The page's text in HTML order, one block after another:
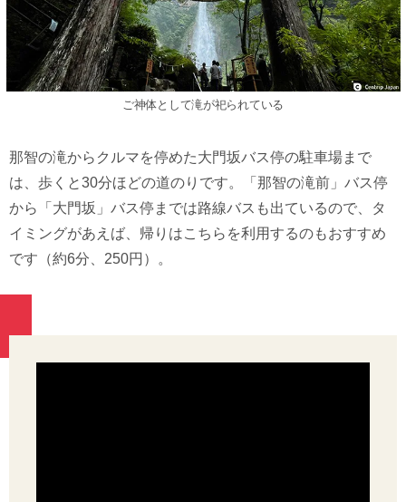
ご神体として滝が祀られている
那智の滝からクルマを停めた大門坂バス停の駐車場まで
は、歩くと30分ほどの道のりです。「那智の滝前」バス停
から「大門坂」バス停までは路線バスも出ているので、タ
イミングがあえば、帰りはこちらを利用するのもおすすめ
です（約6分、250円）。